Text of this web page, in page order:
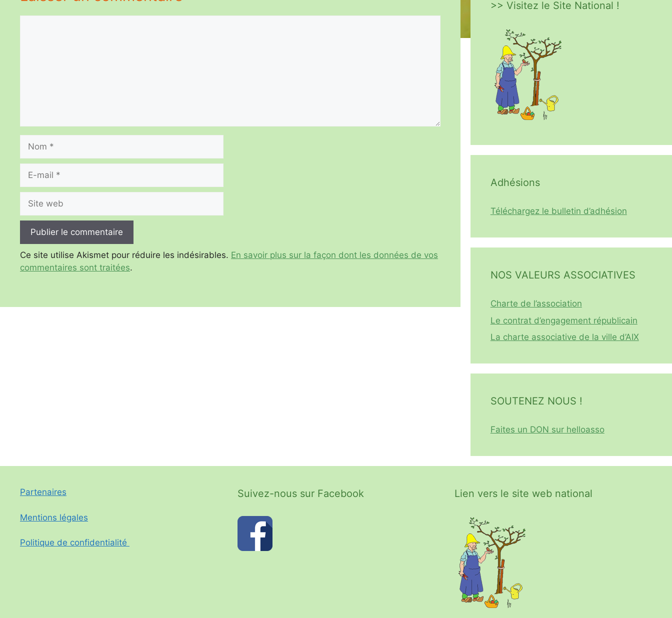
Nom
Site
web
Ce site utilise Akismet pour réduire les indésirables. En savoir plus sur la façon dont les données de vos
commentaires sont traitées.
>> Visitez le Site National !
Adhésions
Téléchargez le bulletin d’adhésion
NOS VALEURS ASSOCIATIVES
Charte de l’association
Le contrat d’engagement républicain
La charte associative de la ville d’AIX
SOUTENEZ NOUS !
Faites un DON sur helloasso
Partenaires
Mentions légales
Politique de confidentialité
Suivez-nous sur Facebook Lien vers le site web national